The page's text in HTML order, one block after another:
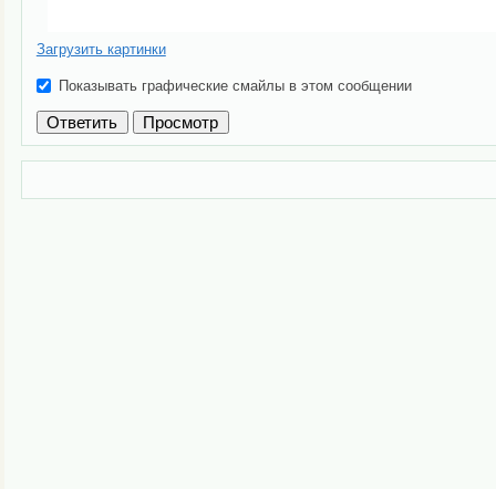
Загрузить картинки
Показывать графические смайлы в этом сообщении